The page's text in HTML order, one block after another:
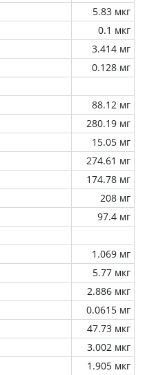
5.83 мкг
0.1 мкг
3.414 мг
0.128 мг
88.12 мг
280.19 мг
15.05 мг
274.61 мг
174.78 мг
208 мг
97.4 мг
1.069 мг
5.77 мкг
2.886 мкг
0.0615 мг
47.73 мкг
3.002 мкг
1.905 мкг